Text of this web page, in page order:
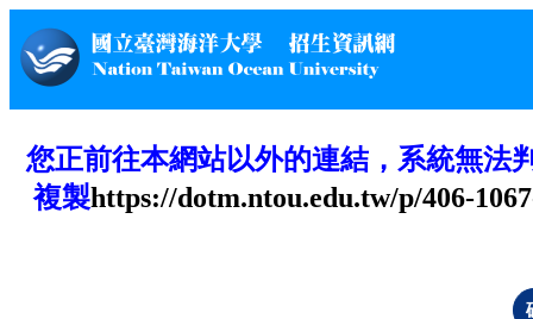
您正前往本網站以外的連結，系統無法
複製https://dotm.ntou.edu.tw/p/406-